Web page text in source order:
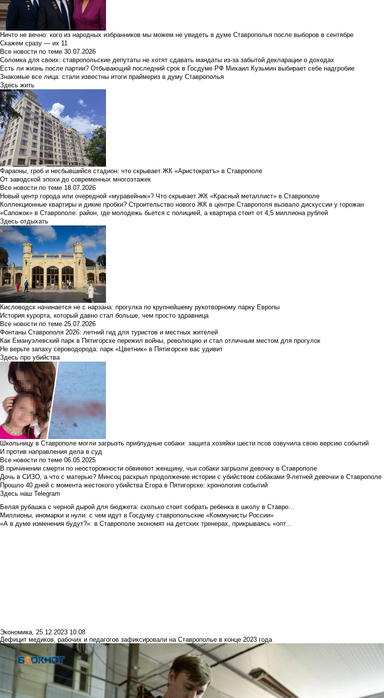
Ничто не вечно: кого из народных избранников мы можем не увидеть в думе Ставрополья после выборов в сентябре
Скажем сразу — их 11
Все новости по теме 30.07.2026
Соломка для своих: ставропольские депутаты не хотят сдавать мандаты из-за забытой декларации о доходах
Есть ли жизнь после партии? Отбывающий последний срок в Госдуме РФ Михаил Кузьмин выбирает себе надгробие
Знакомые все лица: стали известны итоги праймериз в думу Ставрополья
Здесь жить
Фараоны, гроб и несбывшийся стадион: что скрывает ЖК «Аристократъ» в Ставрополе
От заводской эпохи до современных многоэтажек
Все новости по теме 18.07.2026
Новый центр города или очередной «муравейник»? Что скрывает ЖК «Красный металлист» в Ставрополе
Коллекционные квартиры и дикие пробки? Строительство нового ЖК в центре Ставрополя вызвало дискуссии у горожан
«Сапожок» в Ставрополе: район, где молодежь бьется с полицией, а квартира стоит от 4,5 миллиона рублей
Здесь отдыхать
Кисловодск начинается не с нарзана: прогулка по крупнейшему рукотворному парку Европы
История курорта, который давно стал больше, чем просто здравница
Все новости по теме 25.07.2026
Фонтаны Ставрополя 2026: летний гид для туристов и местных жителей
Как Емануэлевский парк в Пятигорске пережил войны, революцию и стал отличным местом для прогулок
Не верьте запаху сероводорода: парк «Цветник» в Пятигорске вас удивит
Здесь про убийства
Школьницу в Ставрополе могли загрызть приблудные собаки: защита хозяйки шести псов озвучила свою версию событий
И против направления дела в суд
Все новости по теме 06.05.2025
В причинении смерти по неосторожности обвиняют женщину, чьи собаки загрызли девочку в Ставрополе
Дочь в СИЗО, а что с матерью? Минсоц раскрыл продолжение истории с убийством собаками 9-летней девочки в Ставрополе
Прошло 40 дней с момента жестокого убийства Егора в Пятигорске: хронология событий
Здесь наш Telegram
Белая рубашка с черной дырой для бюджета: сколько стоит собрать ребенка в школу в Ставро...
Миллионы, иномарки и нули: с чем идут в Госдуму ставропольские «Коммунисты России»
«А в думе изменения будут?»: в Ставрополе экономят на детских тренерах, прикрываясь «опт...
Экономика, 25.12.2023 10:08
Дефицит медиков, рабочих и педагогов зафиксировали на Ставрополье в конце 2023 года